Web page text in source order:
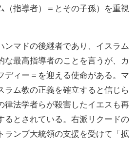
（指導者）＝とその子孫）を重視
ンマドの後継者であり、イスラム
最高指導者のことを言うが、カ
ディー＝を迎える使命がある。マ
ラム教の正義を確立すると信じら
律法学者らが殺害したイエスも再
るとされている。右派リクードの
ランプ大統領の支援を受けて「拡